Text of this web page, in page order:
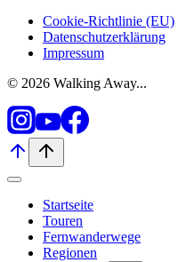
Cookie-Richtlinie (EU)
Datenschutzerklärung
Impressum
© 2026 Walking Away...
Startseite
Touren
Fernwanderwege
Regionen